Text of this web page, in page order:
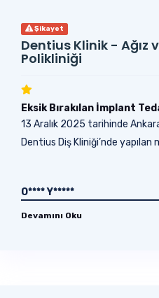
Şikayet
Dentius Klinik - Ağız
Polikliniği
Eksik Bırakılan İmplant
13 Aralık 2025 tarihinde
Dentius Diş Kliniği’nde yapılan
O**** Y*****
Devamını Oku